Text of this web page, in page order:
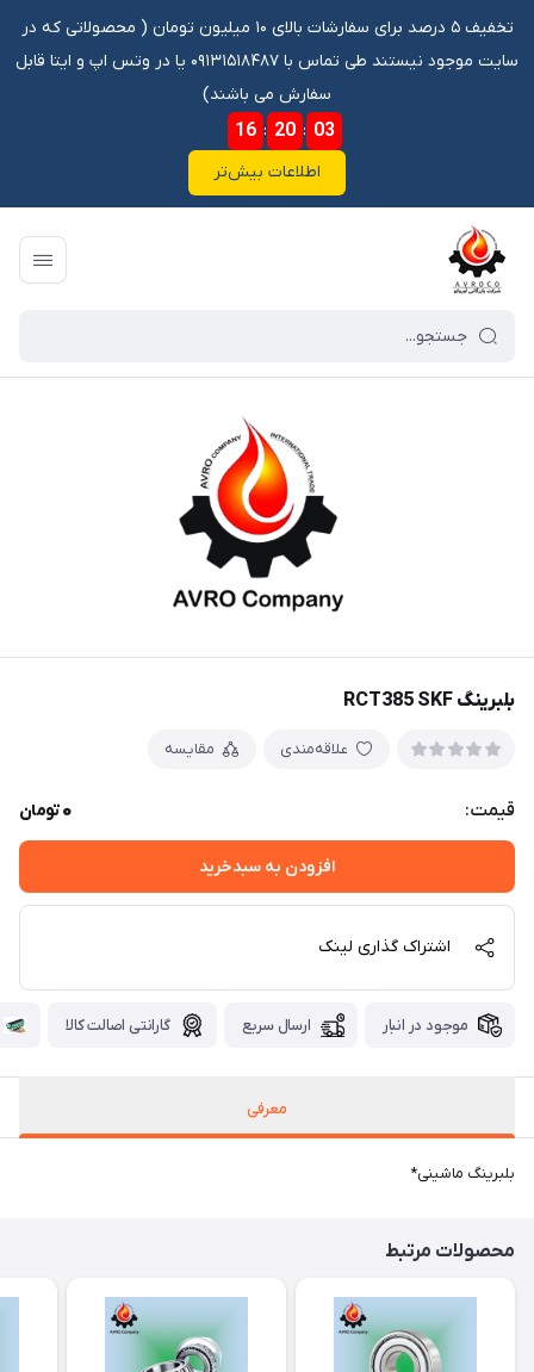
تخفیف ۵ درصد برای سفارشات بالای ۱۰ میلیون تومان ‌‌(‌‌ محصولاتی که در
سایت موجود نیستند طی تماس با ۰۹۱۳۱۵۱۸۴۸۷ یا در وتس اپ و ایتا قابل
سفارش می باشند)
16 : 20 : 02
اطلاعات بیش‌تر
فروشگاه آنلاین آوروکو
بلبرینگ RCT385 SKF
علاقه‌مندی مقایسه
قیمت: 0تومان
افزودن به سبدخرید
اشتراک گذاری لینک
موجود در انبار ارسال سریع گارانتی اصالت کالا
معرفی
بلبرینگ ماشینی*
محصولات مرتبط